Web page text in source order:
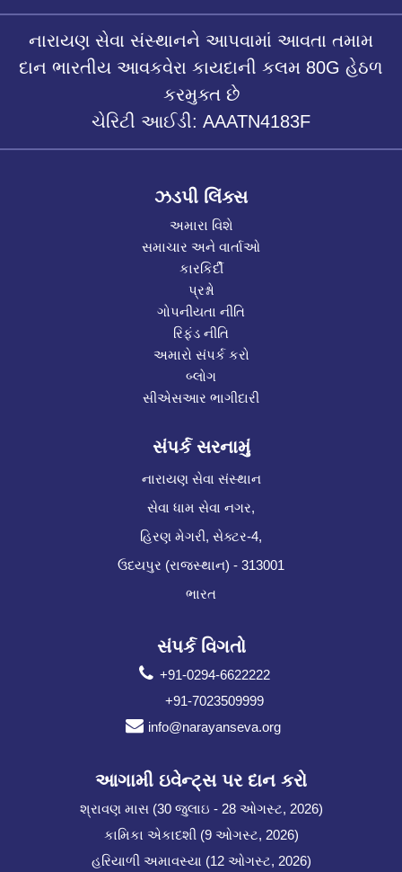
નારાયણ સેવા સંસ્થાનને આપવામાં આવતા તમામ
દાન ભારતીય આવકવેરા કાયદાની કલમ 80G હેઠળ
કરમુક્ત છે
ચેરિટી આઈડી: AAATN4183F
ઝડપી લિંક્સ
અમારા વિશે
સમાચાર અને વાર્તાઓ
કારકિર્દી
પ્રશ્નો
ગોપનીયતા નીતિ
રિફંડ નીતિ
અમારો સંપર્ક કરો
બ્લોગ
સીએસઆર ભાગીદારી
સંપર્ક સરનામું
નારાયણ સેવા સંસ્થાન
સેવા ધામ સેવા નગર,
હિરણ મેગરી, સેક્ટર-4,
ઉદયપુર (રાજસ્થાન) - 313001
ભારત
સંપર્ક વિગતો
+91-0294-6622222
+91-7023509999
info@narayanseva.org
આગામી ઇવેન્ટ્સ પર દાન કરો
શ્રાવણ માસ (30 જુલાઇ - 28 ઓગસ્ટ, 2026)
કામિકા એકાદશી (9 ઓગસ્ટ, 2026)
હરિયાળી અમાવસ્યા (12 ઓગસ્ટ, 2026)